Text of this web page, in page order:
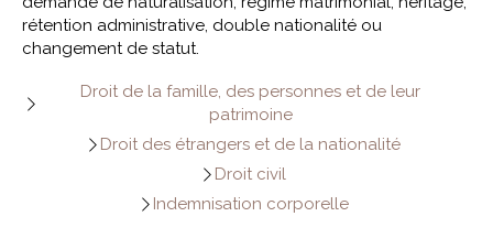
rétention administrative, double nationalité ou
changement de statut.
Droit de la famille, des personnes et de leur
patrimoine
Droit des étrangers et de la nationalité
Droit civil
Indemnisation corporelle